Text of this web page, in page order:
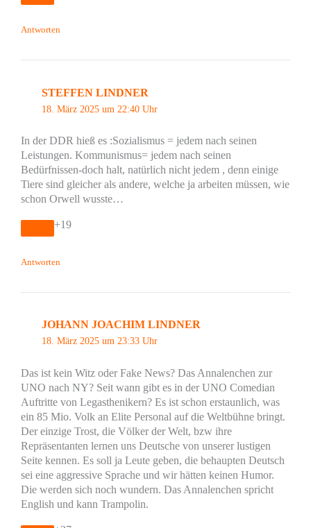
Antworten
STEFFEN LINDNER
18. März 2025 um 22:40 Uhr
In der DDR hieß es :Sozialismus = jedem nach seinen
Leistungen. Kommunismus= jedem nach seinen
Bedürfnissen-doch halt, natürlich nicht jedem , denn einige
Tiere sind gleicher als andere, welche ja arbeiten müssen, wie
schon Orwell wusste…
+19
Antworten
JOHANN JOACHIM LINDNER
18. März 2025 um 23:33 Uhr
Das ist kein Witz oder Fake News? Das Annalenchen zur
UNO nach NY? Seit wann gibt es in der UNO Comedian
Auftritte von Legasthenikern? Es ist schon erstaunlich, was
ein 85 Mio. Volk an Elite Personal auf die Weltbühne bringt.
Der einzige Trost, die Völker der Welt, bzw ihre
Repräsentanten lernen uns Deutsche von unserer lustigen
Seite kennen. Es soll ja Leute geben, die behaupten Deutsch
sei eine aggressive Sprache und wir hätten keinen Humor.
Die werden sich noch wundern. Das Annalenchen spricht
English und kann Trampolin.